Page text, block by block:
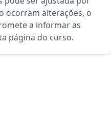
ocorram alterações, o
a informar as
página do curso.